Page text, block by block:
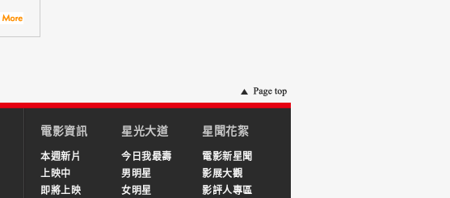
電影資訊
本週新片
上映中
即將上映
星光大道
今日我最壽
男明星
女明星
星聞花絮
電影新星聞
影展大觀
影評人專區